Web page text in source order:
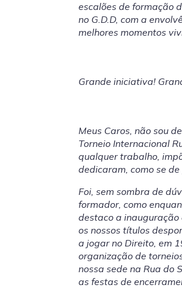
escalões de formação
no G.D.D, com a
melhores momentos
Grande iniciativa!
Meus Caros, não sou
Torneio Internacional
qualquer trabalho,
dedicaram, como se
Foi, sem sombra de
formador, como
destaco a inauguração
os nossos títulos
a jogar no Direito, em
organização de
nossa sede na Rua do
as festas de